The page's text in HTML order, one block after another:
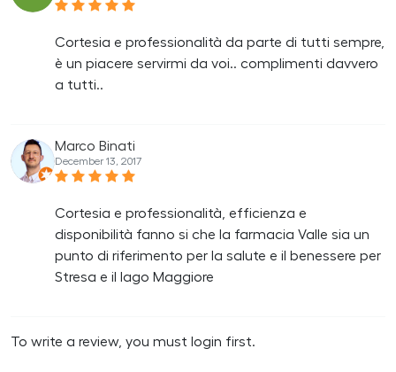
Cortesia e professionalità da parte di tutti sempre,
è un piacere servirmi da voi.. complimenti davvero
a tutti..
Marco Binati
December 13, 2017
Cortesia e professionalità, efficienza e
disponibilità fanno si che la farmacia Valle sia un
punto di riferimento per la salute e il benessere per
Stresa e il lago Maggiore
To write a review, you must login first.